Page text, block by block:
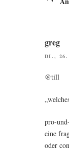
greg
DI., 26.
@till
pro-
eine
oder